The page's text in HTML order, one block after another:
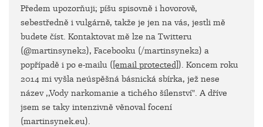
Předem upozorňuji; píšu spisovně i hovorově,
sebestředně i vulgárně, takže je jen na vás, jestli mě
budete číst. Kontaktovat mě lze na Twitteru
(@martinsynek2), Facebooku (/martinsynek2) a
popřípadě i po e-mailu ([email protected]). Koncem roku
2014 mi vyšla neúspěšná básnická sbírka, jež nese
název ,,Vody narkomanie a tichého šílenství". A dříve
jsem se taky intenzivně věnoval focení
(martinsynek.eu).